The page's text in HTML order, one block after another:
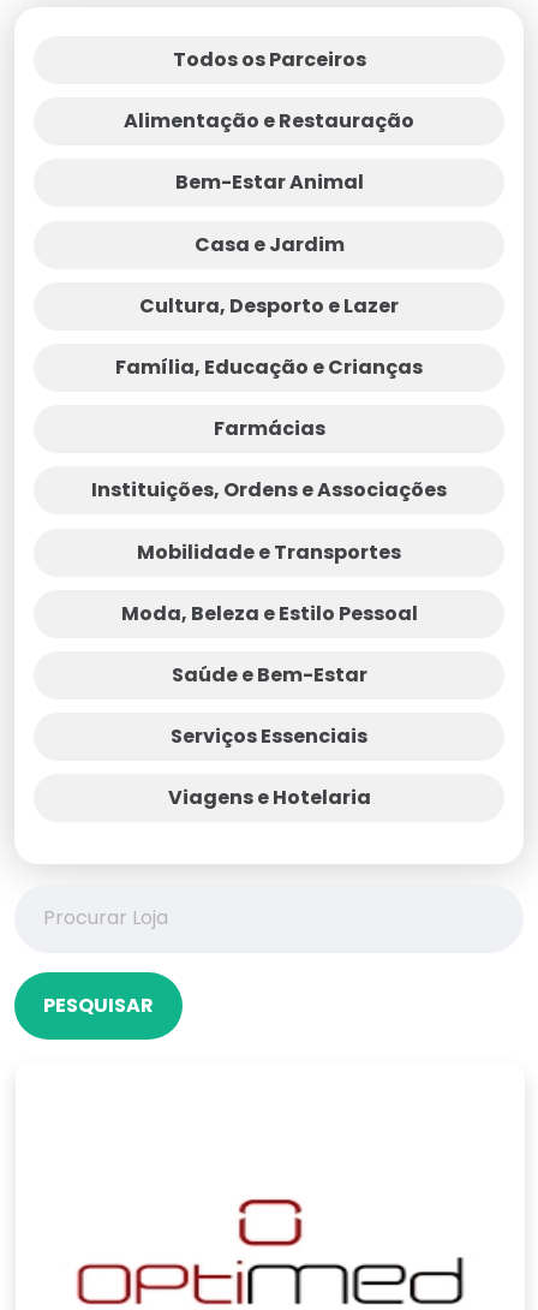
Todos os Parceiros
Alimentação e Restauração
Bem-Estar Animal
Casa e Jardim
Cultura, Desporto e Lazer
Família, Educação e Crianças
Farmácias
Instituições, Ordens e Associações
Mobilidade e Transportes
Moda, Beleza e Estilo Pessoal
Saúde e Bem-Estar
Serviços Essenciais
Viagens e Hotelaria
PESQUISAR